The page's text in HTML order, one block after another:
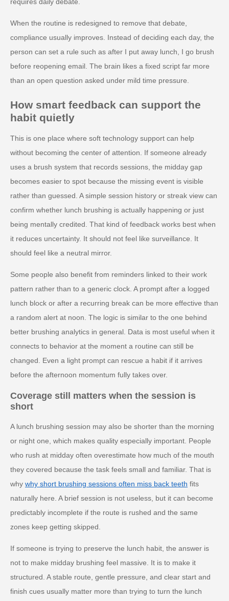
When the routine is redesigned to remove that debate,
compliance usually improves. Instead of deciding each day, the
person can set a rule such as after I put away lunch, I go brush
before reopening email. The brain likes a fixed script far more
than an open question asked under mild time pressure.
How smart feedback can support the
habit quietly
This is one place where soft technology support can help
without becoming the center of attention. If someone already
uses a brush system that records sessions, the midday gap
becomes easier to spot because the missing event is visible
rather than guessed. A simple session history or streak view can
confirm whether lunch brushing is actually happening or just
being mentally credited. That kind of feedback works best when
it reduces uncertainty. It should not feel like surveillance. It
should feel like a neutral mirror.
Some people also benefit from reminders linked to their work
pattern rather than to a generic clock. A prompt after a logged
lunch block or after a recurring break can be more effective than
a random alert at noon. The logic is similar to the one behind
better brushing analytics in general. Data is most useful when it
connects to behavior at the moment a routine can still be
changed. Even a light prompt can rescue a habit if it arrives
before the afternoon momentum fully takes over.
Coverage still matters when the session is
short
A lunch brushing session may also be shorter than the morning
or night one, which makes quality especially important. People
who rush at midday often overestimate how much of the mouth
they covered because the task feels small and familiar. That is
why why short brushing sessions often miss back teeth fits
naturally here. A brief session is not useless, but it can become
predictably incomplete if the route is rushed and the same
zones keep getting skipped.
If someone is trying to preserve the lunch habit, the answer is
not to make midday brushing feel massive. It is to make it
structured. A stable route, gentle pressure, and clear start and
finish cues usually matter more than trying to turn the lunch